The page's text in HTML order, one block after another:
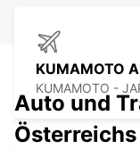
KUMAMOTO
KUMAMOTO -
Auto und